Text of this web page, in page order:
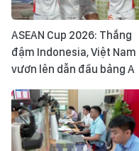
ASEAN Cup 2026: Thắng
đậm Indonesia, Việt Nam
vươn lên dẫn đầu bảng A